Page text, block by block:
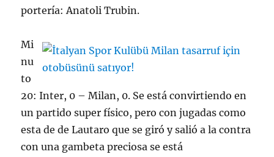
portería: Anatoli Trubin.
Mi
nu
to
20: Inter, 0 – Milan, 0. Se está convirtiendo en
un partido super físico, pero con jugadas como
esta de de Lautaro que se giró y salió a la contra
con una gambeta preciosa se está